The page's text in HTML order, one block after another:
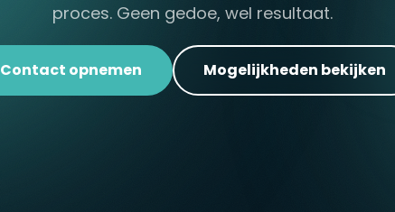
proces. Geen gedoe, wel resultaat.
Contact opnemen Mogelijkheden bekijken